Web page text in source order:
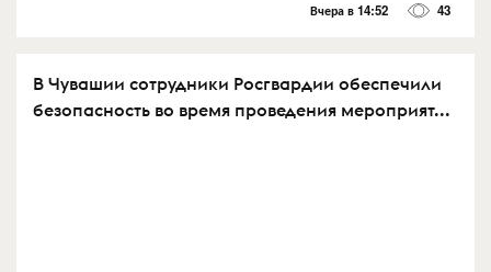
Вчера в 14:52 43
В Чувашии сотрудники Росгвардии обеспечили
безопасность во время проведения мероприят...